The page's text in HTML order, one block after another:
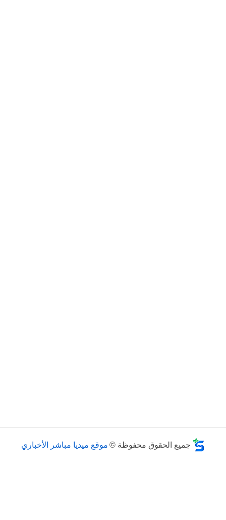
جميع الحقوق محفوظة © موقع ميديا مباشر الأخباري